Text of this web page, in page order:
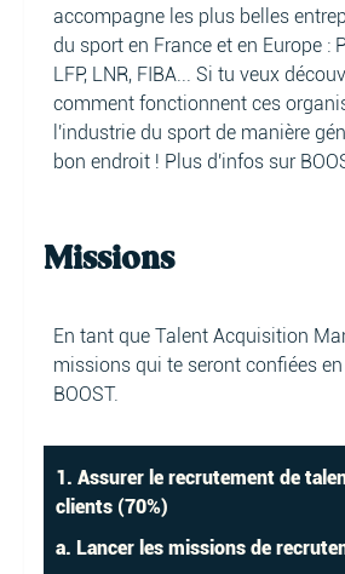
accompagne les plus belles
du sport en France et en Europe :
LFP, LNR, FIBA... Si tu veux
comment fonctionnent ces
l'industrie du sport de manière
bon endroit ! Plus d'infos sur
Missions
En tant que Talent Acquisition
missions qui te seront confiées
BOOST.
1. Assurer le recrutement de
clients (70%)
a. Lancer les missions de